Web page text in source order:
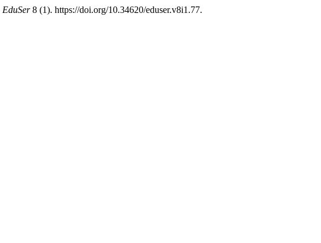
EduSer8 (1). https://doi.org/10.34620/eduser.v8i1.77.